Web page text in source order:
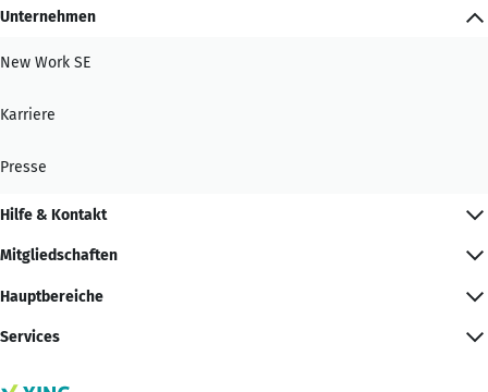
Unternehmen
New Work SE
Karriere
Presse
Hilfe & Kontakt
Mitgliedschaften
Hauptbereiche
Services